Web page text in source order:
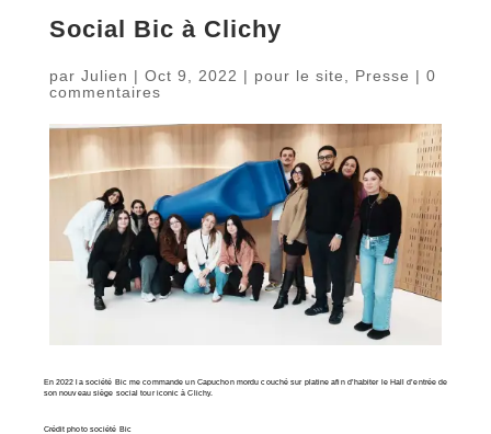
Social Bic à Clichy
par Julien | Oct 9, 2022 | pour le site Presse | 0
commentaires
En 2022 la société Bic me commande un Capuchon mordu couché sur platine afin d’habiter le Hall d’entrée de
son nouveau siège social tour iconic à Clichy.
Crédit photo société Bic